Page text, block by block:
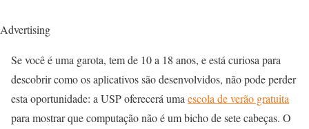
Advertising
Se você é uma garota, tem de 10 a 18 anos, e está curiosa para
descobrir como os aplicativos são desenvolvidos, não pode perder
esta oportunidade: a USP oferecerá uma escola de verão gratuita
para mostrar que computação não é um bicho de sete cabeças. O